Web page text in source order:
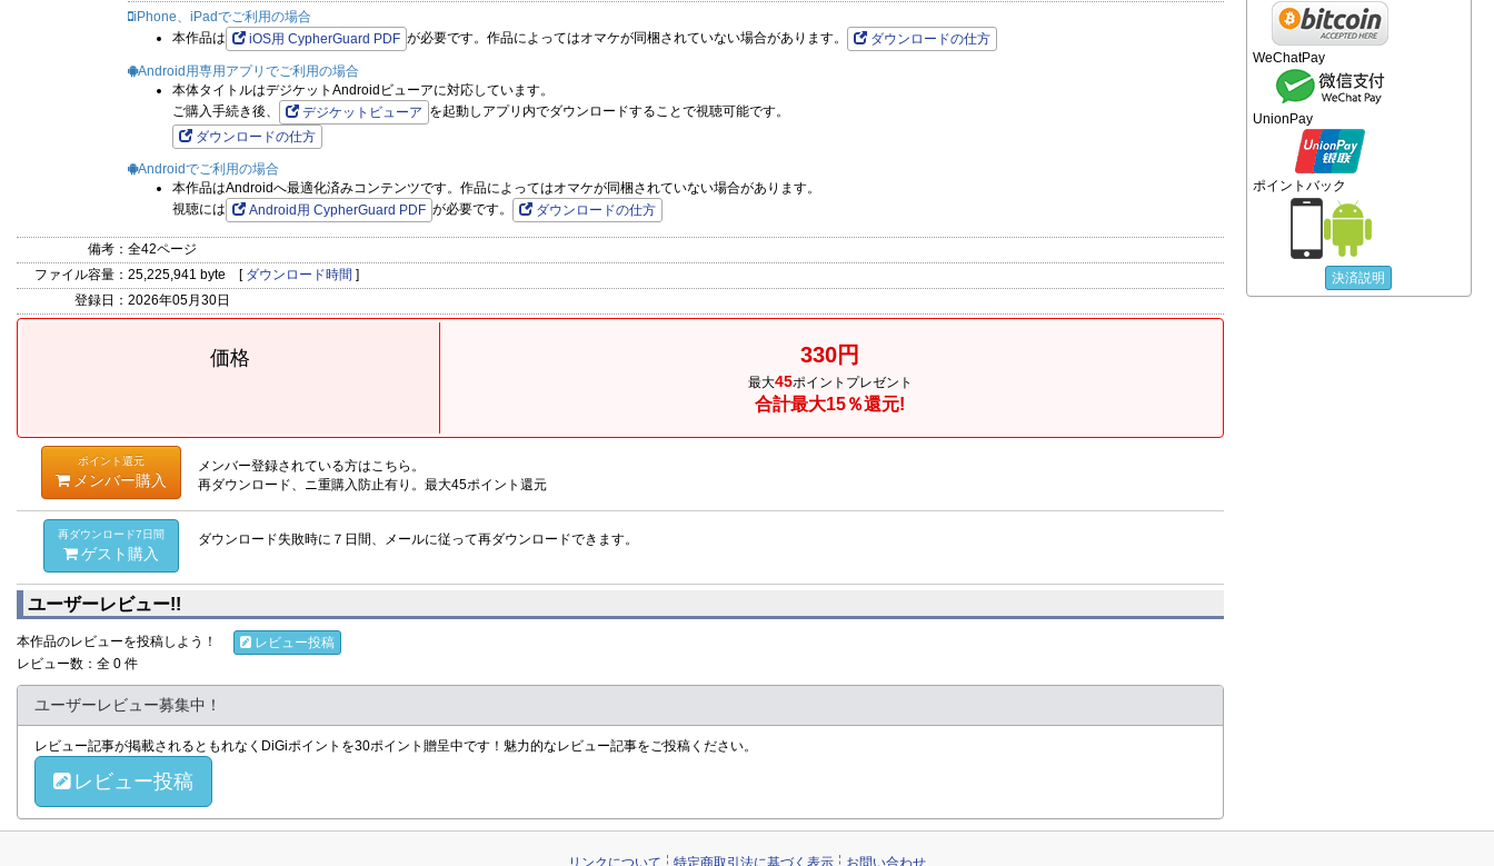
iPhone、iPadでご利用の場合
本作品は
iOS用 CypherGuard PDF が必要です。作品によってはオマケが同梱されていない場合があります。 ダウンロードの仕方
Android用専用アプリでご利用の場合
本体タイトルはデジケットAndroidビューアに対応しています。
ご購入手続き後、
デジケットビューア を起動しアプリ内でダウンロードすることで視聴可能です。
ダウンロードの仕方
Androidでご利用の場合
本作品はAndroidへ最適化済みコンテンツです。作品によってはオマケが同梱されていない場合があります。
視聴には
Android用 CypherGuard PDF が必要です。 ダウンロードの仕方
備考： 全42ページ
ファイル容量： 25,225,941 byte [ ダウンロード時間 ]
登録日： 2026年05月30日
価格 330円
最大45ポイントプレゼント
合計最大15％還元!
ポイント還元
メンバー購入
メンバー登録されている方はこちら。
再ダウンロード、ニ重購入防止有り。最大45ポイント還元
再ダウンロード7日間
ゲスト購入
ダウンロード失敗時に７日間、メールに従って再ダウンロードできます。
ユーザーレビュー!!
本作品のレビューを投稿しよう！
レビュー投稿
レビュー数：全 0 件
ユーザーレビュー募集中！
レビュー記事が掲載されるともれなくDiGiポイントを30ポイント贈呈中です！魅力的なレビュー記事をご投稿ください。
レビュー投稿
WeChatPay
UnionPay
ポイントバック
決済説明
リンクについて 特定商取引法に基づく表示 お問い合わせ